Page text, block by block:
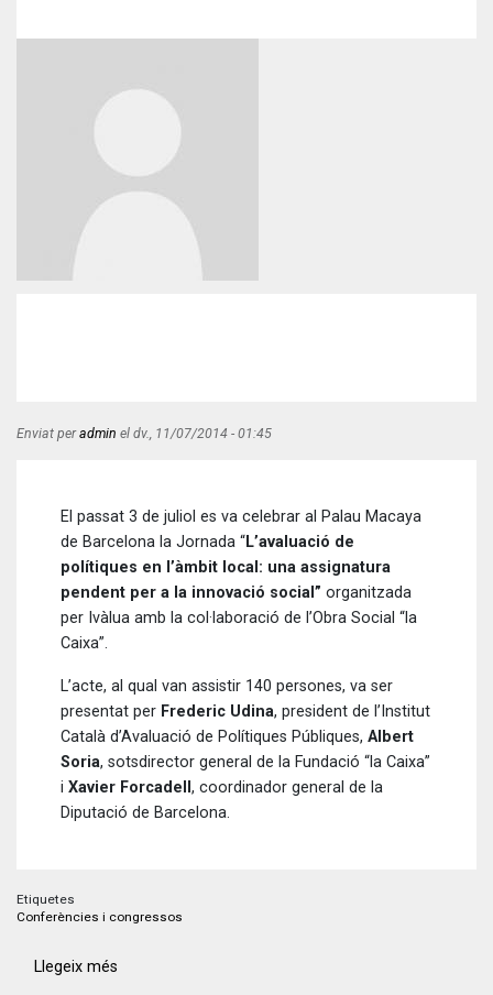
Enviat peradmin el dv., 11/07/2014 - 01:45
El passat 3 de juliol es va celebrar al Palau Macaya
de Barcelona la Jornada “L’avaluació de
polítiques en l’àmbit local: una assignatura
pendent per a la innovació social” organitzada
per Ivàlua amb la col·laboració de l’Obra Social “la
Caixa”.
L’acte, al qual van assistir 140 persones, va ser
presentat per Frederic Udina, president de l’Institut
Català d’Avaluació de Polítiques Públiques, Albert
Soria, sotsdirector general de la Fundació “la Caixa”
i Xavier Forcadell , coordinador general de la
Diputació de Barcelona.
Etiquetes
Conferències i congressos
Llegeix més